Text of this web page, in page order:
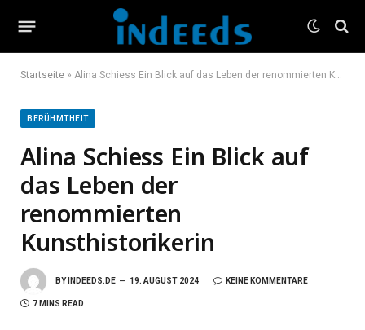
Startseite » Alina Schiess Ein Blick auf das Leben der renommierten Kunsthistorikerin
BERÜHMTHEIT
Alina Schiess Ein Blick auf
das Leben der
renommierten
Kunsthistorikerin
BY INDEEDS.DE 19. AUGUST 2024 KEINE KOMMENTARE
7 MINS READ